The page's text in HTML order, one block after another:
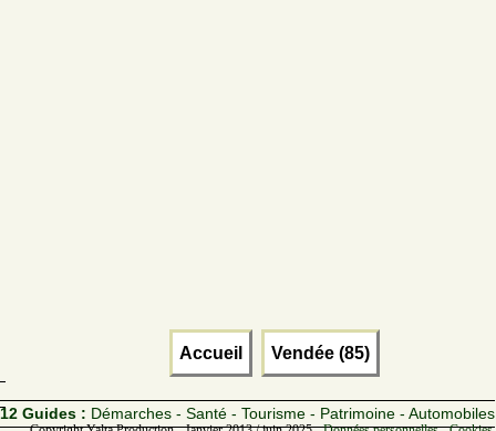
Accueil Vendée (85)
12 Guides : Démarches - Santé - Tourisme - Patrimoine - Automobiles